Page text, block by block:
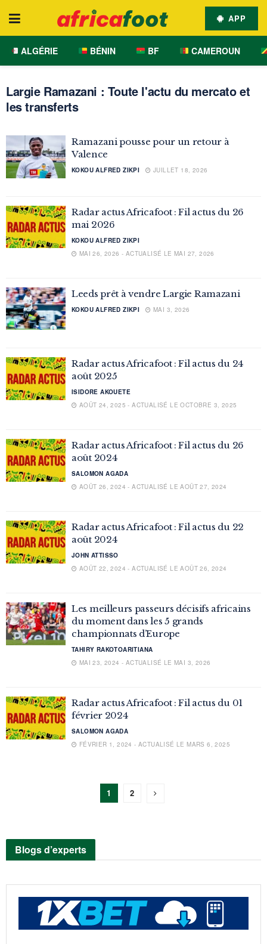
APP
ALGÉRIE BÉNIN BF CAMEROUN
Largie Ramazani : Toute l'actu du mercato et
les transferts
Ramazani pousse pour un retour à
Valence
KOKOU ALFRED ZIKPI JUILLET 18, 2026
Radar actus Africafoot : Fil actus du 26
mai 2026
KOKOU ALFRED ZIKPI
MAI 26, 2026 - ACTUALISÉ LE MAI 27, 2026
Leeds prêt à vendre Largie Ramazani
KOKOU ALFRED ZIKPI MAI 3, 2026
Radar actus Africafoot : Fil actus du 24
août 2025
ISIDORE AKOUETE
AOÛT 24, 2025 - ACTUALISÉ LE OCTOBRE 3, 2025
Radar actus Africafoot : Fil actus du 26
août 2024
SALOMON AGADA
AOÛT 26, 2024 - ACTUALISÉ LE AOÛT 27, 2024
Radar actus Africafoot : Fil actus du 22
août 2024
JOHN ATTISSO
AOÛT 22, 2024 - ACTUALISÉ LE AOÛT 26, 2024
Les meilleurs passeurs décisifs africains
du moment dans les 5 grands
championnats d’Europe
TAHIRY RAKOTOARITIANA
MAI 23, 2024 - ACTUALISÉ LE MAI 3, 2026
Radar actus Africafoot : Fil actus du 01
février 2024
SALOMON AGADA
FÉVRIER 1, 2024 - ACTUALISÉ LE MARS 6, 2025
1 2
Blogs d’experts